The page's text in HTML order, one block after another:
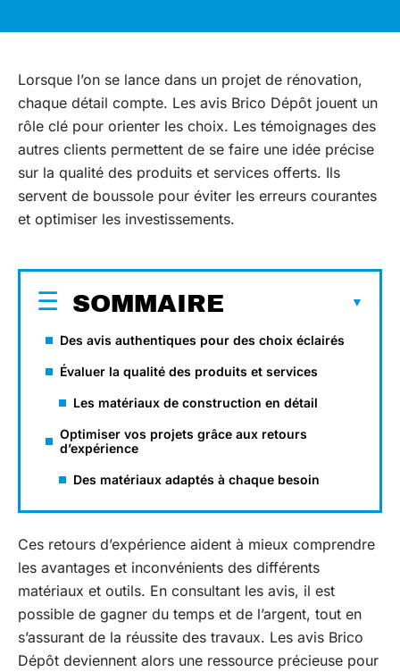
Lorsque l’on se lance dans un projet de rénovation,
chaque détail compte. Les avis Brico Dépôt jouent un
rôle clé pour orienter les choix. Les témoignages des
autres clients permettent de se faire une idée précise
sur la qualité des produits et services offerts. Ils
servent de boussole pour éviter les erreurs courantes
et optimiser les investissements.
SOMMAIRE
Des avis authentiques pour des choix éclairés
Évaluer la qualité des produits et services
Les matériaux de construction en détail
Optimiser vos projets grâce aux retours
d’expérience
Des matériaux adaptés à chaque besoin
Ces retours d’expérience aident à mieux comprendre
les avantages et inconvénients des différents
matériaux et outils. En consultant les avis, il est
possible de gagner du temps et de l’argent, tout en
s’assurant de la réussite des travaux. Les avis Brico
Dépôt deviennent alors une ressource précieuse pour